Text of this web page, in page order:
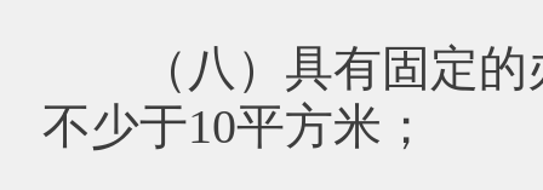
（八）具有固定的
不少于10平方米；